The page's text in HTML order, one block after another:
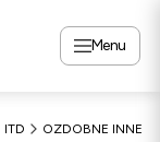
Menu
ITD OZDOBNE INNE